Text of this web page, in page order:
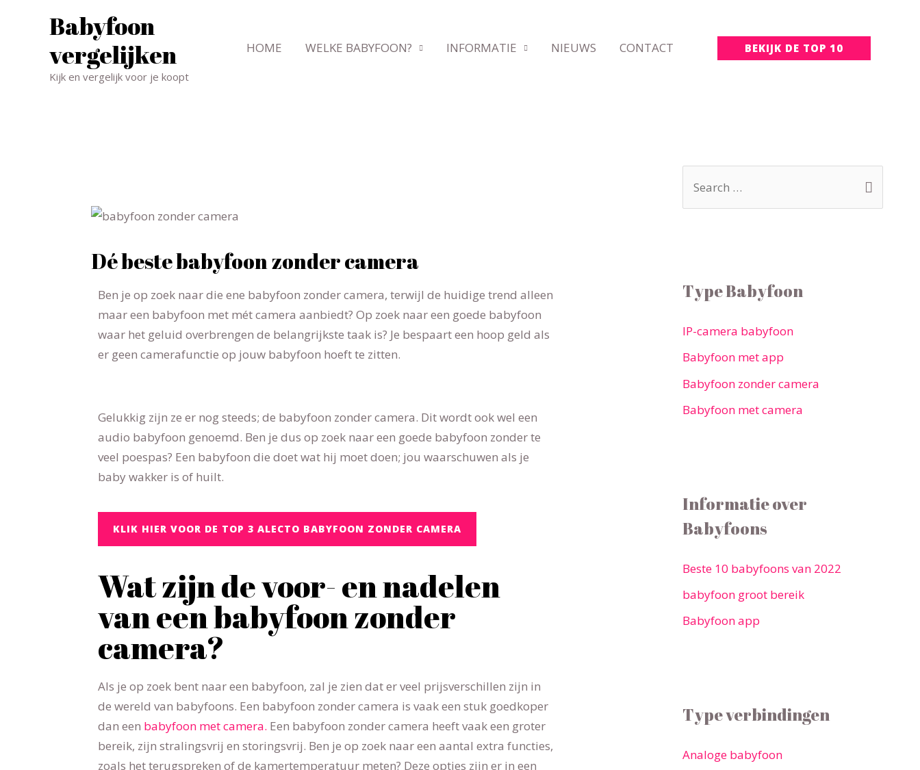
Babyfoon
vergelijken
Kijk en vergelijk voor je koopt
HOME WELKE BABYFOON? INFORMATIE NIEUWS CONTACT BEKIJK DE TOP 10
Dé beste babyfoon zonder camera
Ben je op zoek naar die ene babyfoon zonder camera, terwijl de huidige trend alleen
maar een babyfoon met mét camera aanbiedt? Op zoek naar een goede babyfoon
waar het geluid overbrengen de belangrijkste taak is? Je bespaart een hoop geld als
er geen camerafunctie op jouw babyfoon hoeft te zitten.
Gelukkig zijn ze er nog steeds; de babyfoon zonder camera. Dit wordt ook wel een
audio babyfoon genoemd. Ben je dus op zoek naar een goede babyfoon zonder te
veel poespas? Een babyfoon die doet wat hij moet doen; jou waarschuwen als je
baby wakker is of huilt.
KLIK HIER VOOR DE TOP 3 ALECTO BABYFOON ZONDER CAMERA
Wat zijn de voor- en nadelen
van een babyfoon zonder
camera?
Als je op zoek bent naar een babyfoon, zal je zien dat er veel prijsverschillen zijn in
de wereld van babyfoons. Een babyfoon zonder camera is vaak een stuk goedkoper
dan een babyfoon met camera. Een babyfoon zonder camera heeft vaak een groter
bereik, zijn stralingsvrij en storingsvrij. Ben je op zoek naar een aantal extra functies,
zoals het terugspreken of de kamertemperatuur meten? Deze opties zijn er in een
Type Babyfoon
IP-camera babyfoon
Babyfoon met app
Babyfoon zonder camera
Babyfoon met camera
Informatie over
Babyfoons
Beste 10 babyfoons van 2022
babyfoon groot bereik
Babyfoon app
Type verbindingen
Analoge babyfoon